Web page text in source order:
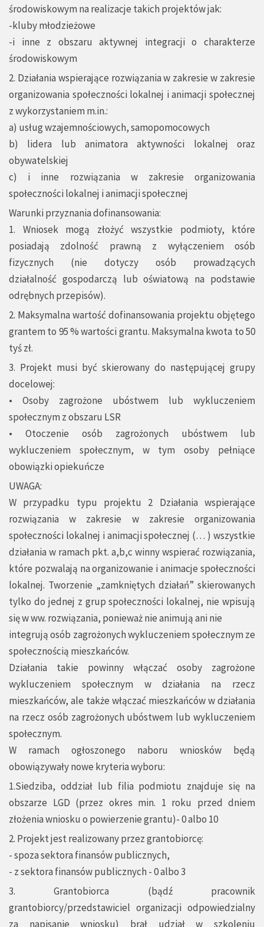
środowiskowym na realizacje takich projektów jak:
-kluby młodzieżowe
-i inne z obszaru aktywnej integracji o charakterze
środowiskowym
2. Działania wspierające rozwiązania w zakresie w zakresie
organizowania społeczności lokalnej i animacji społecznej
z wykorzystaniem m.in.:
a) usług wzajemnościowych, samopomocowych
b) lidera lub animatora aktywności lokalnej oraz
obywatelskiej
c) i inne rozwiązania w zakresie organizowania
społeczności lokalnej i animacji społecznej
Warunki przyznania dofinansowania:
1. Wniosek mogą złożyć wszystkie podmioty, które
posiadają zdolność prawną z wyłączeniem osób
fizycznych (nie dotyczy osób prowadzących
działalność gospodarczą lub oświatową na podstawie
odrębnych przepisów).
2. Maksymalna wartość dofinansowania projektu objętego
grantem to 95 % wartości grantu. Maksymalna kwota to 50
tyś zł.
3. Projekt musi być skierowany do następującej grupy
docelowej:
• Osoby zagrożone ubóstwem lub wykluczeniem
społecznym z obszaru LSR
• Otoczenie osób zagrożonych ubóstwem lub
wykluczeniem społecznym, w tym osoby pełniące
obowiązki opiekuńcze
UWAGA:
W przypadku typu projektu 2 Działania wspierające
rozwiązania w zakresie w zakresie organizowania
społeczności lokalnej i animacji społecznej (… ) wszystkie
działania w ramach pkt. a,b,c winny wspierać rozwiązania,
które pozwalają na organizowanie i animacje społeczności
lokalnej. Tworzenie „zamkniętych działań” skierowanych
tylko do jednej z grup społeczności lokalnej, nie wpisują
się w ww. rozwiązania, ponieważ nie animują ani nie
integrują osób zagrożonych wykluczeniem społecznym ze
społecznością mieszkańców.
Działania takie powinny włączać osoby zagrożone
wykluczeniem społecznym w działania na rzecz
mieszkańców, ale także włączać mieszkańców w działania
na rzecz osób zagrożonych ubóstwem lub wykluczeniem
społecznym.
W ramach ogłoszonego naboru wniosków będą
obowiązywały nowe kryteria wyboru:
1.Siedziba, oddział lub filia podmiotu znajduje się na
obszarze LGD (przez okres min. 1 roku przed dniem
złożenia wniosku o powierzenie grantu)- 0 albo 10
2. Projekt jest realizowany przez grantobiorcę:
- spoza sektora finansów publicznych,
- z sektora finansów publicznych - 0 albo 3
3. Grantobiorca (bądź pracownik
grantobiorcy/przedstawiciel organizacji odpowiedzialny
za napisanie wniosku) brał udział w szkoleniu